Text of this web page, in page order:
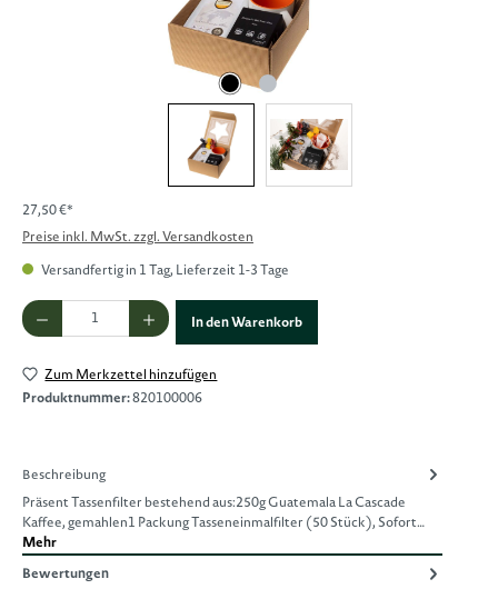
27,50 €*
Preise inkl. MwSt. zzgl. Versandkosten
Versandfertig in 1 Tag, Lieferzeit 1-3 Tage
Produkt Anzahl: Gib den gewünschten Wert ein oder
In den Warenkorb
Zum Merkzettel hinzufügen
Produktnummer:820100006
Beschreibung
Präsent Tassenfilter bestehend aus:250g Guatemala La Cascade
Kaffee, gemahlen1 Packung Tasseneinmalfilter (50 Stück), Sofort…
Mehr
Bewertungen